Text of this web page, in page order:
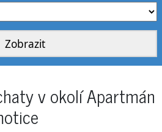
v okolí Apartmán